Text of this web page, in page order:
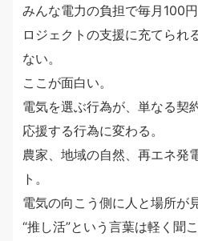
みんな電力の負担で毎月100
ロジェクトの支援に充てられ
ない。
ここが面白い。
電気を選ぶ行為が、単なる契
応援する行為に変わる。
農家、地域の自然、再エネ発
ト。
電気の向こう側に人と場所が
“推し活”という言葉は軽く聞